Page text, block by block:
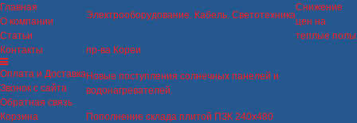
Главная
О компании
Статьи
Контакты
Оплата и Доставка
Звонок с сайта
Обратная связь
Корзина
Электрооборудование. Кабель. Светотехника
Снижение
цен на
теплые полы
пр-ва Кореи
Новые поступления солнечных панелей и
водонагревателей.
Пополнение склада плитой ПЗК 240х480